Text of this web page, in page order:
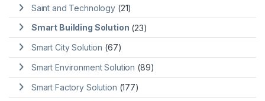
Saint and Technology (21)
Smart Building Solution (23)
Smart City Solution (67)
Smart Environment Solution (89)
Smart Factory Solution (177)